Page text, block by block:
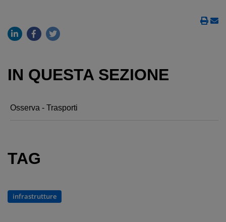
IN QUESTA SEZIONE
Osserva - Trasporti
TAG
infrastrutture